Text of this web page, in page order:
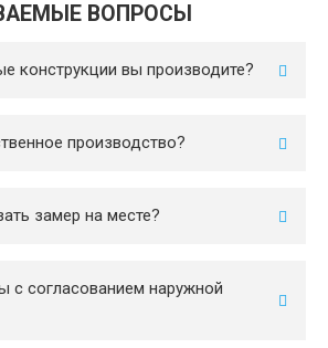
ВОПРОСЫ
конструкции вы производите?
производство?
замер на месте?
с согласованием наружной